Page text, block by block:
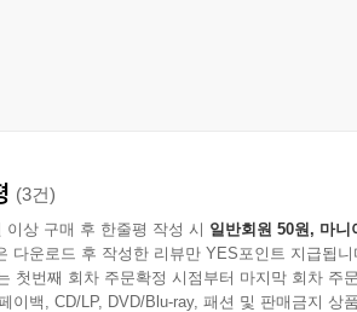
(3건)
이상 구매 후 한줄평 작성 시 일반회원 50원, 마니
다운로드 후 작성한 리뷰만 YES포인트 지급됩니
첫번째 회차 주문확정 시점부터 마지막 회차 주
이백, CD/LP, DVD/Blu-ray, 패션 및 판매금지 상